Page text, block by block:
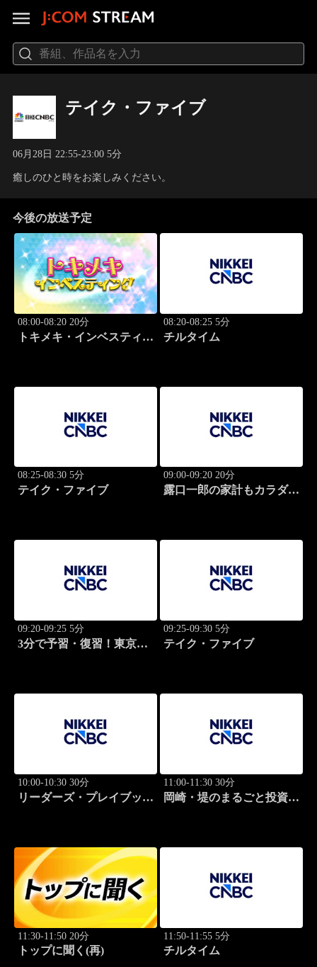
テイク・ファイブ
06月28日 22:55-23:00 5分
癒しのひと時をお楽しみください。
今後の放送予定
08:00-08:20 20分
トキメキ・インベスティン
08:20-08:25 5分
チルタイム
08:25-08:30 5分
テイク・ファイブ
09:00-09:20 20分
露口一郎の家計もカラダも
09:20-09:25 5分
3分で予習・復習！東京市
09:25-09:30 5分
テイク・ファイブ
10:00-10:30 30分
リーダーズ・プレイブック
11:00-11:30 30分
岡崎・堤のまるごと投資道
11:30-11:50 20分
トップに聞く(再)
11:50-11:55 5分
チルタイム